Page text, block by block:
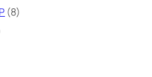
(8)